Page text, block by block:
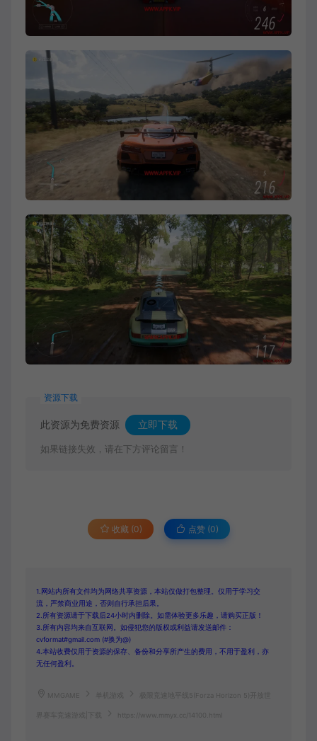
资源下载
此资源为免费资源 立即下载
如果链接失效，请在下方评论留言！
收藏 (0) 点赞 (0)
1.网站内所有文件均为网络共享资源，本站仅做打包整理。仅用于学习交
流，严禁商业用途，否则自行承担后果。
2.所有资源请于下载后24小时内删除。如需体验更多乐趣，请购买正版！
3.所有内容均来自互联网。如侵犯您的版权或利益请发送邮件：
cvformat#gmail.com (#换为@)
4.本站收费仅用于资源的保存、备份和分享所产生的费用，不用于盈利，亦
无任何盈利。
MMGAME 极限竞速地平线5(Forza Horizon 5)开放世
界赛车竞速游戏|下载 https://www.mmyx.cc/14100.html